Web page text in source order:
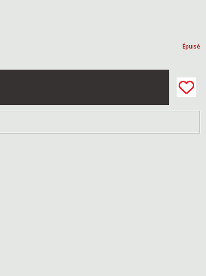
Épuisé